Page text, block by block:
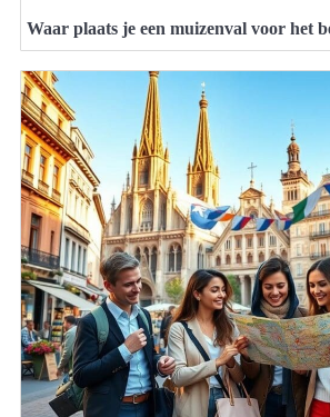
Waar plaats je een muizenval voor het